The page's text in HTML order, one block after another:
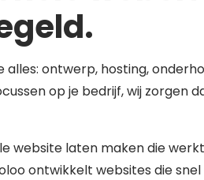
alles: ontwerp, hosting,
op je bedrijf, wij zorgen
website laten maken die
ontwikkelt websites die